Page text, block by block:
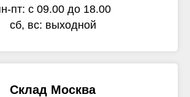
пт: с 09.00 до 18.00
сб, вс: выходной
Склад Москва